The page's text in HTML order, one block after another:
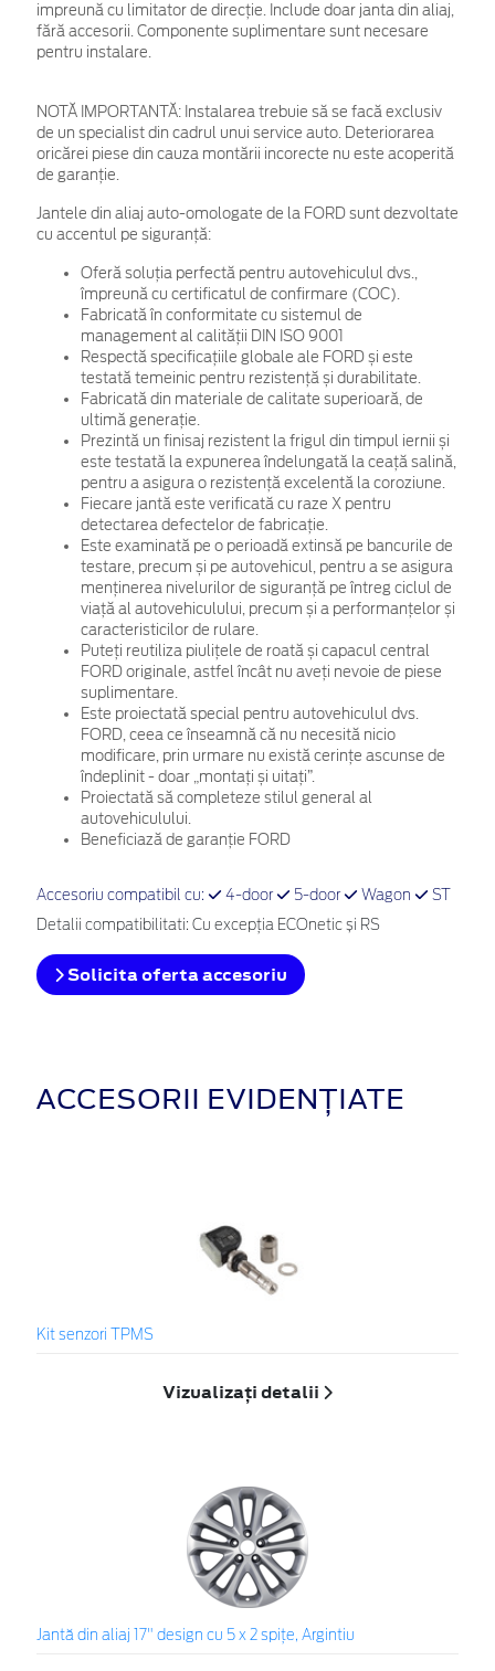
impreună cu limitator de direcţie. Include doar janta din aliaj,
fără accesorii. Componente suplimentare sunt necesare
pentru instalare.
NOTĂ IMPORTANTĂ: Instalarea trebuie să se facă exclusiv
de un specialist din cadrul unui service auto. Deteriorarea
oricărei piese din cauza montării incorecte nu este acoperită
de garanţie.
Jantele din aliaj auto-omologate de la FORD sunt dezvoltate
cu accentul pe siguranță:
Oferă soluția perfectă pentru autovehiculul dvs.,
împreună cu certificatul de confirmare (COC).
Fabricată în conformitate cu sistemul de
management al calității DIN ISO 9001
Respectă specificațiile globale ale FORD și este
testată temeinic pentru rezistență și durabilitate.
Fabricată din materiale de calitate superioară, de
ultimă generație.
Prezintă un finisaj rezistent la frigul din timpul iernii și
este testată la expunerea îndelungată la ceață salină,
pentru a asigura o rezistență excelentă la coroziune.
Fiecare jantă este verificată cu raze X pentru
detectarea defectelor de fabricație.
Este examinată pe o perioadă extinsă pe bancurile de
testare, precum și pe autovehicul, pentru a se asigura
menținerea nivelurilor de siguranță pe întreg ciclul de
viață al autovehiculului, precum și a performanțelor și
caracteristicilor de rulare.
Puteți reutiliza piulițele de roată și capacul central
FORD originale, astfel încât nu aveți nevoie de piese
suplimentare.
Este proiectată special pentru autovehiculul dvs.
FORD, ceea ce înseamnă că nu necesită nicio
modificare, prin urmare nu există cerințe ascunse de
îndeplinit - doar „montați și uitați”.
Proiectată să completeze stilul general al
autovehiculului.
Beneficiază de garanție FORD
Accesoriu compatibil cu: 4-door 5-door Wagon ST
Detalii compatibilitati: Cu excepţia ECOnetic și RS
Solicita oferta accesoriu
ACCESORII EVIDENȚIATE
Kit senzori TPMS
Vizualizați detalii
Jantă din aliaj 17" design cu 5 x 2 spiţe, Argintiu